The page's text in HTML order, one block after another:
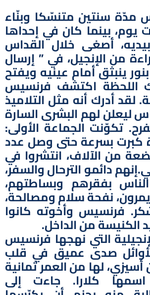
سنتين متنسّكا وبنّاء
يوم، بينما كان في إحداها
أصغى خلال القداس
من الإنجيل، في ” إرسال
بنور ينبثق أمام عينيه ويفتح
اللحظة اكتشف فرنسيس
لقد أدرك أنه مثل التلاميذ
ليعلن لهم البشرى السارة
تكوّنت الجماعة الأولى:
كبرت بسرعة حتى وصل عدد
من الآلاف، انتشروا في
دائمو الترحال والسفر،
بفقرهم وبساطتهم،
نفحة سلام ومصالحة،
فرنسيس وأخوته كانوا
الكنيسة من الداخل.
التي نهجها فرنسيس
صدى عميق في قلب
أسيزي، لها من العمر ثمانية
كلارا. جاءت إلى